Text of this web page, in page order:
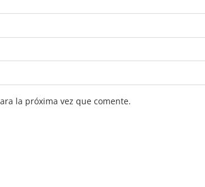
la próxima vez que comente.